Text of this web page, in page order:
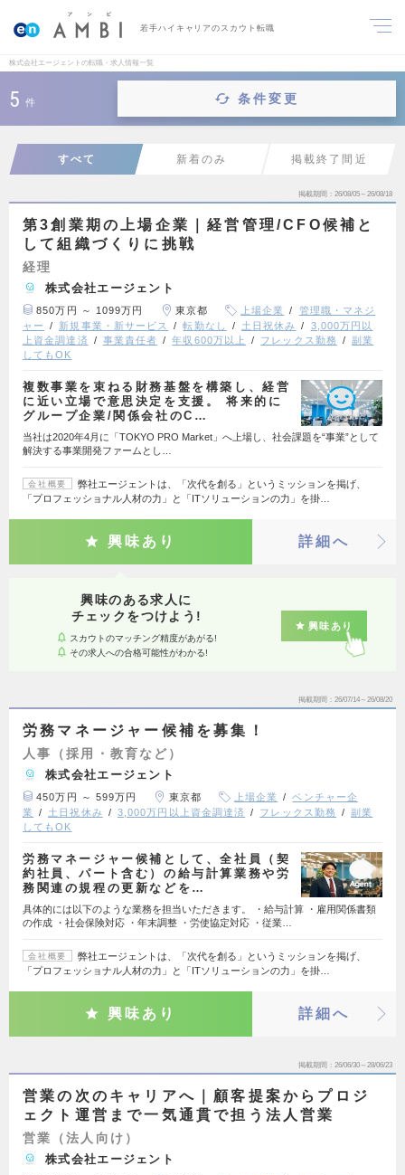
若手ハイキャリアのスカウト転職
株式会社エージェントの転職・求人情報一覧
5 件 条件変更
すべて 新着のみ 掲載終了間近
掲載期間 26/08/05～26/08/18
第3創業期の上場企業｜経営管理/CFO候補と
して組織づくりに挑戦
経理
株式会社エージェント
850万円 ～ 1099万円 東京都 上場企業
管理職・マネジ
ャー
新規事業・新サービス 転勤なし 土日祝休み
3,000万円以
上資金調達済
事業責任者 年収600万以上 フレックス勤務
副業
してもOK
複数事業を束ねる財務基盤を構築し、経営
に近い立場で意思決定を支援。 将来的に
グループ企業/関係会社のC…
当社は2020年4月に「TOKYO PRO Market」へ上場し、社会課題を“事業”として
解決する事業開発ファームとし…
会社概要
弊社エージェントは、「次代を創る」というミッションを掲げ、
「プロフェッショナル人材の力」と「ITソリューションの力」を掛…
興味あり 詳細へ
興味のある求人に
チェックをつけよう!
スカウトのマッチング精度があがる!
その求人への合格可能性がわかる!
興味あり
掲載期間 26/07/14～26/08/20
労務マネージャー候補を募集！
人事（採用・教育など）
株式会社エージェント
450万円 ～ 599万円 東京都 上場企業
ベンチャー企
業
土日祝休み 3,000万円以上資金調達済 フレックス勤務
副業
してもOK
労務マネージャー候補として、全社員（契
約社員、パート含む）の給与計算業務や労
務関連の規程の更新などを…
具体的には以下のような業務を担当いただきます。 ・給与計算 ・雇用関係書類
の作成 ・社会保険対応 ・年末調整 ・労使協定対応 ・従業…
会社概要
弊社エージェントは、「次代を創る」というミッションを掲げ、
「プロフェッショナル人材の力」と「ITソリューションの力」を掛…
興味あり 詳細へ
掲載期間 26/06/30～28/06/23
営業の次のキャリアへ｜顧客提案からプロジ
ェクト運営まで一気通貫で担う法人営業
営業（法人向け）
株式会社エージェント